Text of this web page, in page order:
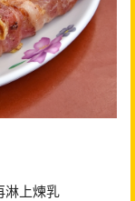
淋上煉乳